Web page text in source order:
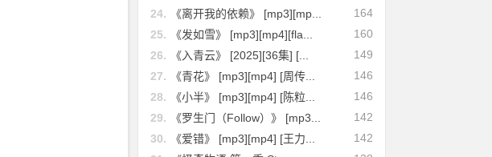
164
24.
《离开我的依赖》 [mp3][mp...
160
25.
《发如雪》 [mp3][mp4][fla...
149
26.
《入青云》 [2025][36集] [...
146
27.
《青花》 [mp3][mp4] [周传...
146
28.
《小半》 [mp3][mp4] [陈粒...
142
29.
《罗生门（Follow）》 [mp3...
142
30.
《爱错》 [mp3][mp4] [王力...